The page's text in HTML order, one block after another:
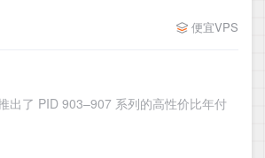
便宜VPS
出了 PID 903–907 系列的高性价比年付